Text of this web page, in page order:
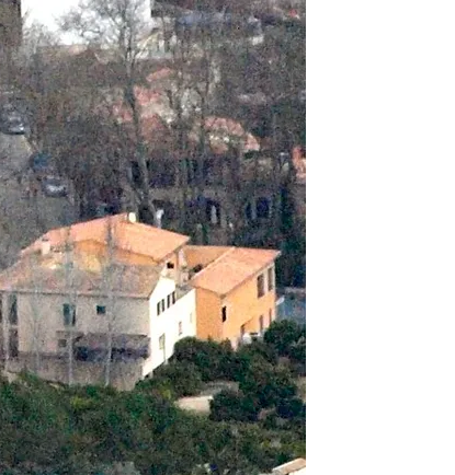
Ihres ersten Miettages. Das genaue Zeitfenster wählen Sie
einer Panne (Multitool mit Kettennieter, Reifenheber,
in Paguera.